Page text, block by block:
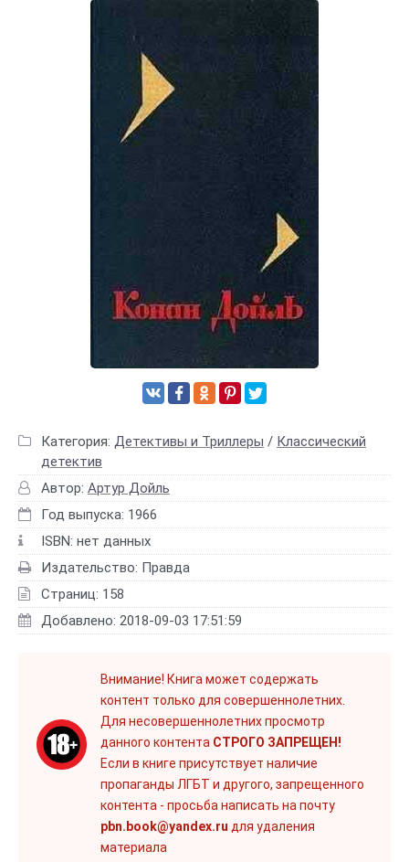
Категория: Детективы и Триллеры / Классический
детектив
Автор: Артур Дойль
Год выпуска: 1966
ISBN: нет данных
Издательство: Правда
Страниц: 158
Добавлено: 2018-09-03 17:51:59
Внимание! Книга может содержать
контент только для совершеннолетних.
Для несовершеннолетних просмотр
данного контента СТРОГО ЗАПРЕЩЕН!
Если в книге присутствует наличие
пропаганды ЛГБТ и другого, запрещенного
контента - просьба написать на почту
pbn.book@yandex.ru для удаления
материала